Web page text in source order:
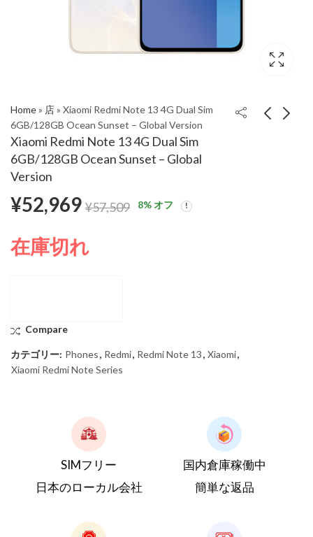
Home» 店» Xiaomi Redmi Note 13 4G Dual Sim
6GB/128GB Ocean Sunset – Global Version
Xiaomi Redmi Note 13 4G Dual Sim
6GB/128GB Ocean Sunset – Global
Version
【SIMフリー】Xiaomi
8GB/256GB Fushion
White – Global Version
【SIMフリー】Xiaomi
¥52,969 ¥57,509 8% オフ
在庫切れ
Compare
カテゴリー: Phones, Redmi, Redmi Note 13, Xiaomi,
Xiaomi Redmi Note Series
SIMフリー
日本のローカル会社
国内倉庫稼働中
簡単な返品